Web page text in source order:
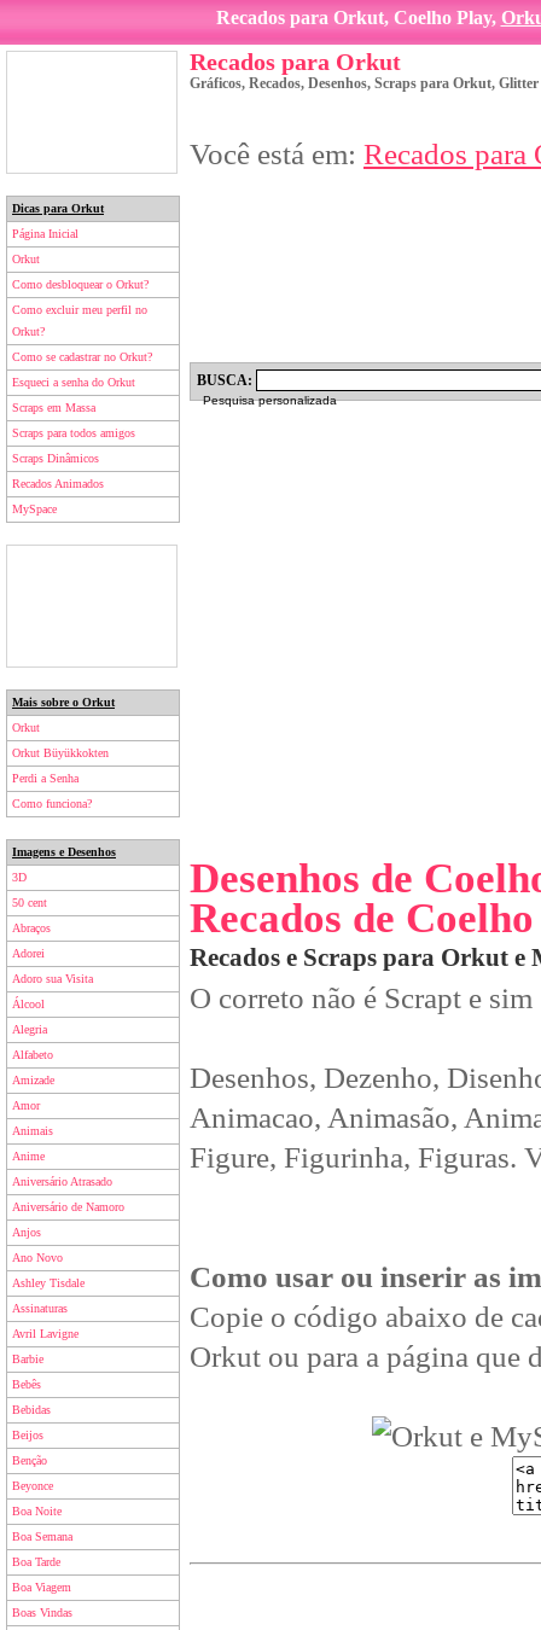
Recados para Orkut, Coelho Play,
Dicas para Orkut
Página Inicial
Orkut
Como desbloquear o Orkut?
Como excluir meu perfil no
Orkut?
Como se cadastrar no Orkut?
Esqueci a senha do Orkut
Scraps em Massa
Scraps para todos amigos
Scraps Dinâmicos
Recados Animados
MySpace
Mais sobre o Orkut
Orkut
Orkut Büyükkokten
Perdi a Senha
Como funciona?
Imagens e Desenhos
3D
50 cent
Abraços
Adorei
Adoro sua Visita
Álcool
Alegria
Alfabeto
Amizade
Amor
Animais
Anime
Aniversário Atrasado
Aniversário de Namoro
Anjos
Ano Novo
Ashley Tisdale
Assinaturas
Avril Lavigne
Barbie
Bebês
Bebidas
Beijos
Benção
Beyonce
Boa Noite
Boa Semana
Boa Tarde
Boa Viagem
Boas Vindas
Recados para Orkut
Gráficos, Recados, Desenhos, Scraps para Orkut,
Você está em: Recados para
BUSCA:
Pesquisa personalizada
Desenhos de
Recados de
Recados e Scraps para Orkut e
O correto não é Scrapt e
Desenhos, Dezenho,
Animacao, Animasão,
Figure, Figurinha, Figuras.
Como usar ou inserir as
Copie o código abaixo de
Orkut ou para a página que